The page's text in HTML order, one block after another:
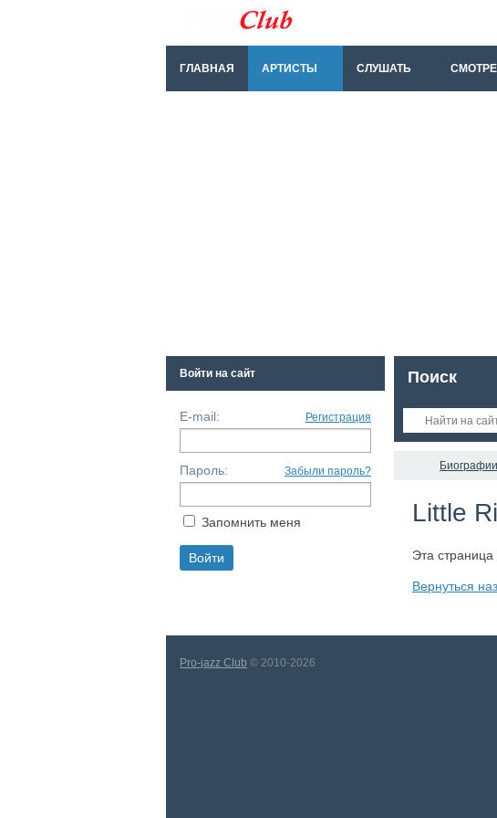
ГЛАВНАЯ АРТИСТЫ СЛУШАТЬ
Поиск
Биографии
Little
Эта
Вернуться
Войти на сайт
E-mail: Регистрация
Пароль: Забыли пароль?
Запомнить меня
Pro-jazz Club © 2010-2026